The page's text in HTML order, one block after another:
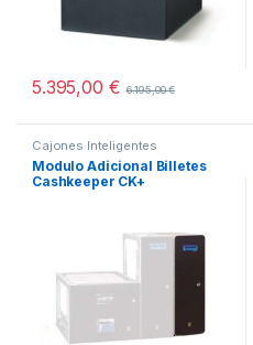
5.395,00 € 6.195,00€
Cajones Inteligentes
Modulo Adicional Billetes
Cashkeeper CK+